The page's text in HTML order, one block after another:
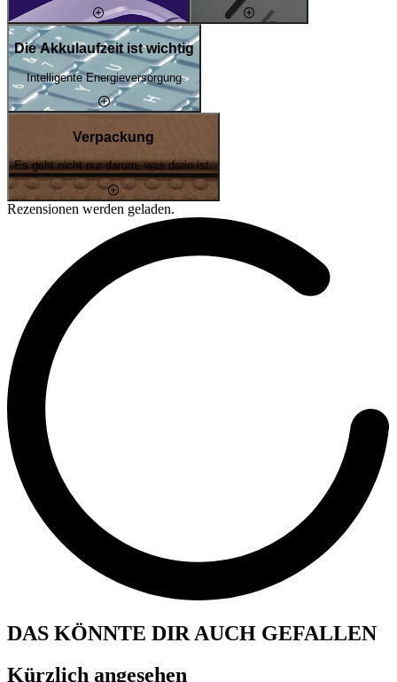
Die Akkulaufzeit ist wichtig
Intelligente Energieversorgung
Verpackung
Es geht nicht nur darum, was darin ist.
Rezensionen werden geladen.
DAS KÖNNTE DIR AUCH GEFALLEN
Kürzlich angesehen